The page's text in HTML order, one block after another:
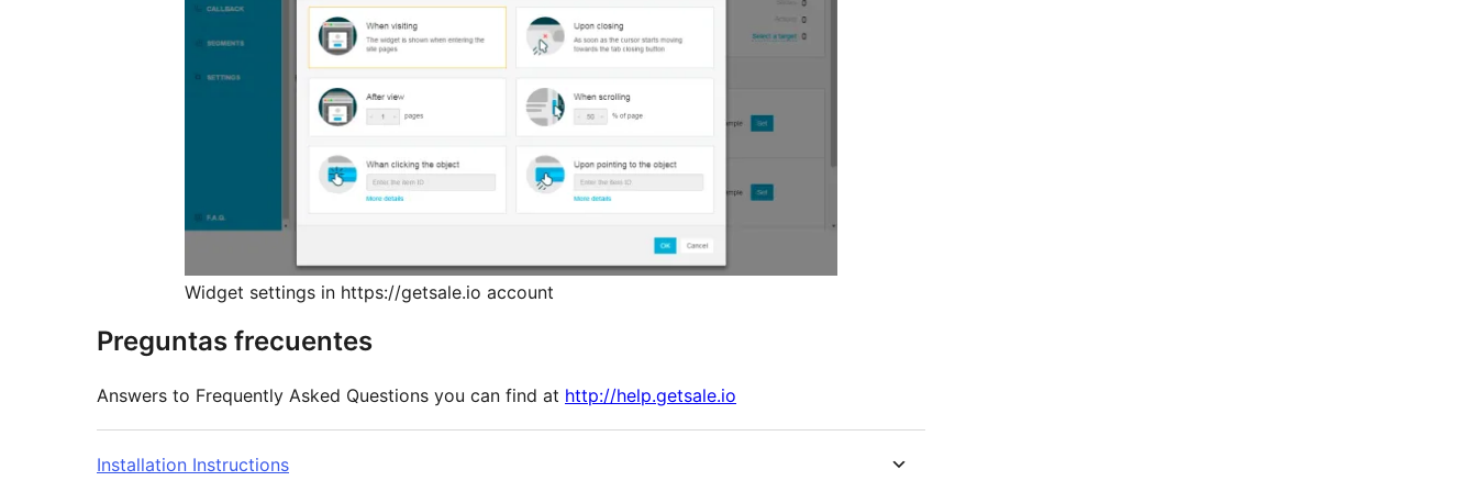
Widget settings in https://getsale.io account
Preguntas frecuentes
Answers to Frequently Asked Questions you can find at http://help.getsale.io
Installation Instructions